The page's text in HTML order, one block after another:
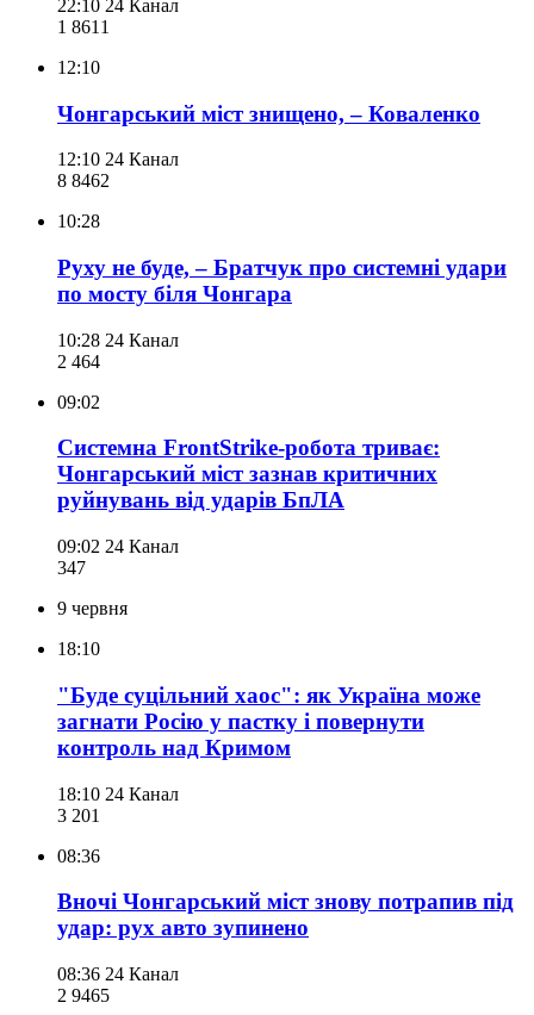
22:10 24 Канал
1 861 1
12:10
Чонгарський міст знищено, – Коваленко
12:10 24 Канал
8 8462
10:28
Руху не буде, – Братчук про системні удари
по мосту біля Чонгара
10:28 24 Канал
2 464
09:02
Системна FrontStrike-робота триває:
Чонгарський міст зазнав критичних
руйнувань від ударів БпЛА
09:02 24 Канал
347
9 червня
18:10
"Буде суцільний хаос": як Україна може
загнати Росію у пастку і повернути
контроль над Кримом
18:10 24 Канал
3 201
08:36
Вночі Чонгарський міст знову потрапив під
удар: рух авто зупинено
08:36 24 Канал
2 9465